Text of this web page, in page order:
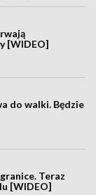
[WIDEO]
do walki. Będzie
Teraz
[WIDEO]